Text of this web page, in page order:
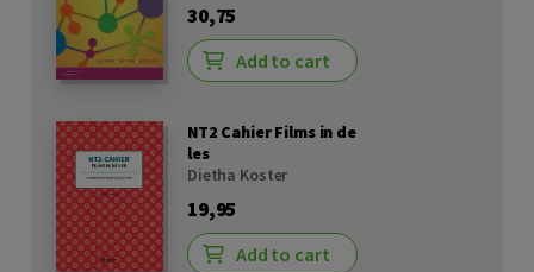
30,75
Add to cart
NT2 Cahier Films in de
les
Dietha Koster
19,95
Add to cart